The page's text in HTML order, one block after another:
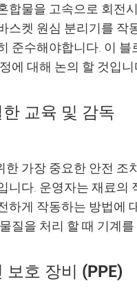
합물을 고속으로 회전
스켓 원심 분리기를 작
준수해야합니다. 이
에 대해 논의 할 것입니
한 교육 및 감독
한 가장 중요한 안전 조
니다. 운영자는 재료의
하게 작동하는 방법에
질을 처리 할 때 기계
보호 장비 (PPE)